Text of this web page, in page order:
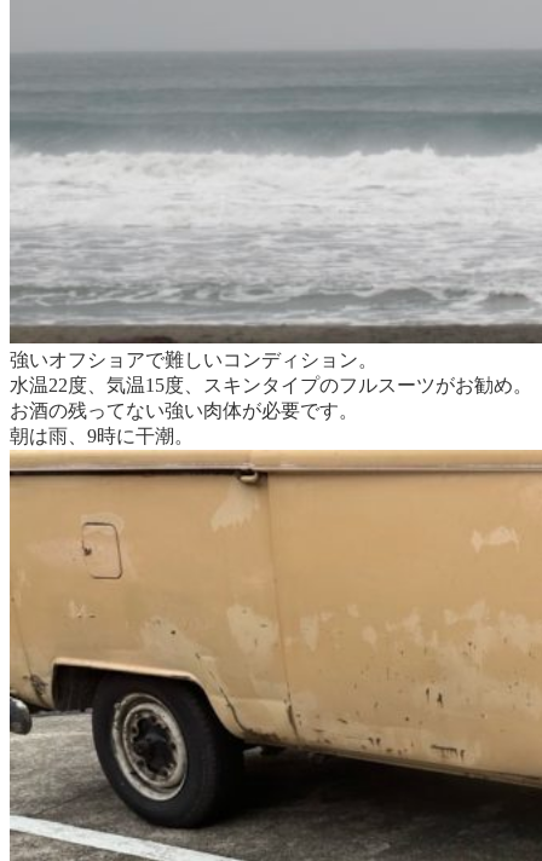
強いオフショアで難しいコンディション。
水温22度、気温15度、スキンタイプのフルスーツがお勧め。
お酒の残ってない強い肉体が必要です。
朝は雨、9時に干潮。